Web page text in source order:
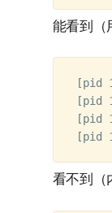
能看到（
[pid
[pid
[pid
看不到（